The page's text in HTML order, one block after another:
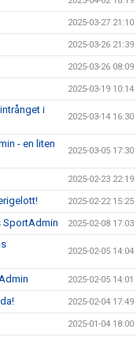
2025-03-27 21:10
2025-03-26 21:39
2025-03-26 08:09
2025-03-19 10:14
i
2025-03-14 16:30
- en liten
2025-03-05 17:30
2025-02-23 22:19
2025-02-22 15:25
SportAdmin 2025-02-08 17:03
2025-02-05 14:04
2025-02-05 14:01
2025-02-04 17:49
2025-01-04 18:00